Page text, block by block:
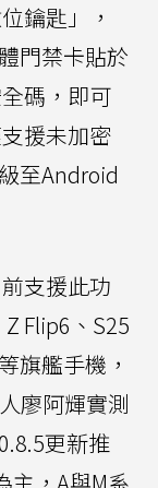
鑰匙」，
門禁卡貼於
碼，即可
援未加密
至Android
支援此功
Z Flip6、S25
旗艦手機，
廖阿輝實測
更新推